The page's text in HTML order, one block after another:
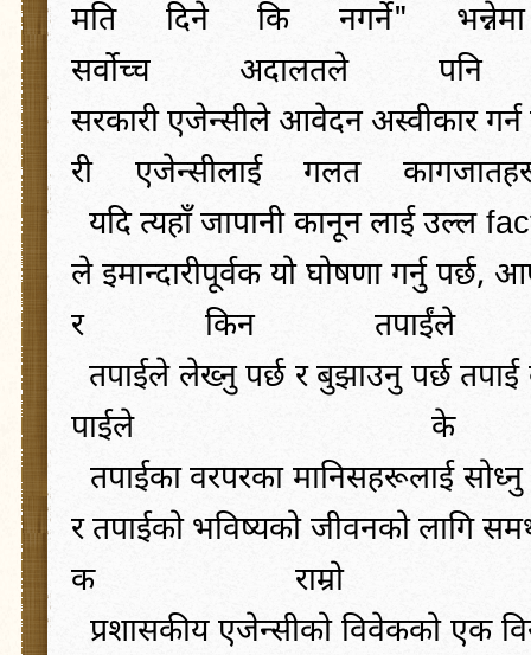
मति
दिने कि नगर्ने" भन्नेमा
सर्वोच्च
अदालतले
पनि
सरकारी एजेन्सीले आवेदन अस्वीकार गर्न
री
एजेन्सीलाई गलत
यदि त्यहाँ जापानी कानून लाई उल्ल
ले इमान्दारीपूर्वक यो घोषणा गर्नु पर्छ,
र
किन
तपाईंले
तपाईले लेख्नु पर्छ र बुझाउनु पर्छ तपाई
पाईले
के
तपाईका वरपरका मानिसहरूलाई सोध्नु
र तपाईको भविष्यको जीवनको लागि
क
राम्रो
प्रशासकीय एजेन्सीको विवेकको एक